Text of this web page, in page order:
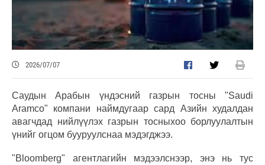
2026/07/07
Саудын Арабын үндэсний газрын тосны "Saudi
Aramco" компани наймдугаар сард Азийн худалдан
авагчдад нийлүүлэх газрын тосныхоо борлуулалтын
үнийг огцом бууруулснаа мэдэгджээ.
"Bloomberg" агентлагийн мэдээлснээр, энэ нь тус